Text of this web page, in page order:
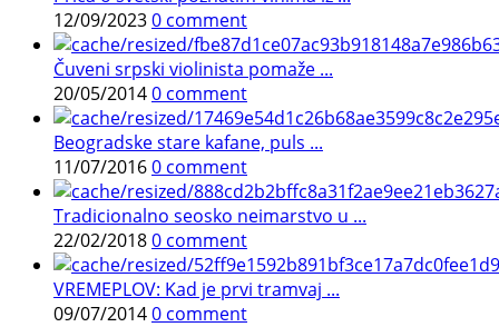
12/09/20230 comment
Čuveni srpski violinista pomaže ...
20/05/20140 comment
Beogradske stare kafane, puls ...
11/07/20160 comment
Tradicionalno seosko neimarstvo u ...
22/02/20180 comment
VREMEPLOV: Kad je prvi tramvaj ...
09/07/20140 comment